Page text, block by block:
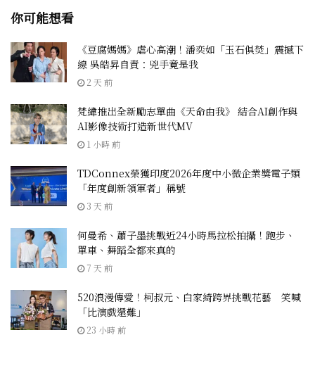
你可能想看
《豆腐媽媽》虐心高潮！潘奕如「玉石俱焚」震撼下
線 吳皓昇自責：兇手竟是我
2 天 前
梵緯推出全新勵志單曲《天命由我》 結合AI創作與
AI影像技術打造新世代MV
1 小時 前
TDConnex榮獲印度2026年度中小微企業獎電子類
「年度創新領軍者」稱號
3 天 前
何曼希、蕭子墨挑戰近24小時馬拉松拍攝！跑步、
單車、舞蹈全都來真的
7 天 前
520浪漫傳愛！柯叔元、白家綺跨界挑戰花藝 笑喊
「比演戲還難」
23 小時 前